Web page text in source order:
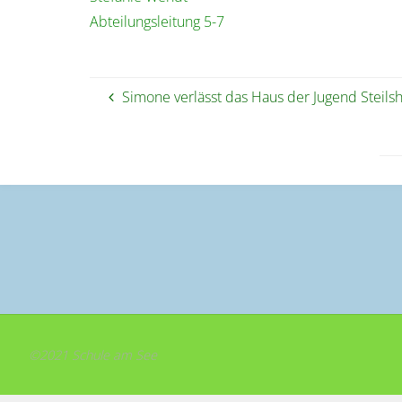
Abteilungsleitung 5-7
Simone verlässt das Haus der Jugend
©2021 Schule am See